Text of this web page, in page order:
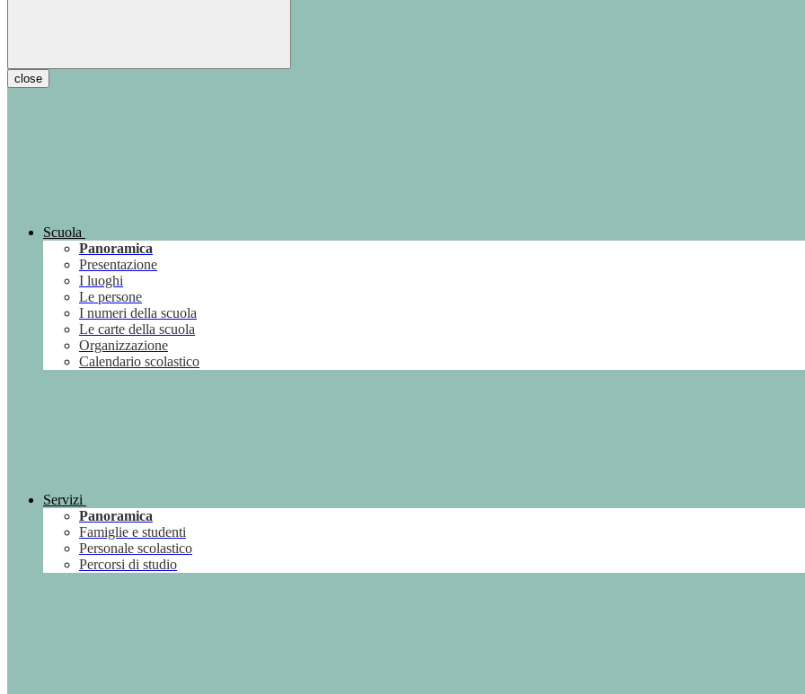
close
Scuola
Panoramica
Presentazione
I luoghi
Le persone
I numeri della scuola
Le carte della scuola
Organizzazione
Calendario scolastico
Servizi
Panoramica
Famiglie e studenti
Personale scolastico
Percorsi di studio